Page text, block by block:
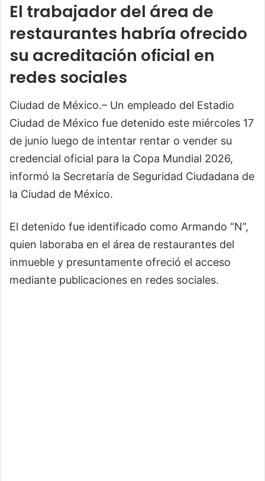
El trabajador del área de
restaurantes habría ofrecido
su acreditación oficial en
redes sociales
Ciudad de México.– Un empleado del Estadio
Ciudad de México fue detenido este miércoles 17
de junio luego de intentar rentar o vender su
credencial oficial para la Copa Mundial 2026,
informó la Secretaría de Seguridad Ciudadana de
la Ciudad de México.
El detenido fue identificado como Armando “N”,
quien laboraba en el área de restaurantes del
inmueble y presuntamente ofreció el acceso
mediante publicaciones en redes sociales.